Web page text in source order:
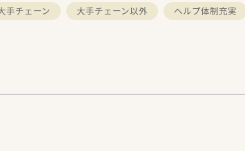
手チェーン 大手チェーン以外
ヘルプ体制充実